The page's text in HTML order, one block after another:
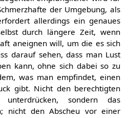
der Umgebung, als
allerdings ein genaues
durch längere Zeit, wenn
aneignen will, um die es sich
darauf sehen, dass man Lust
kann, ohne sich dabei so zu
was man empfindet, einen
gibt. Nicht den berechtigten
sondern das
nicht den Abscheu vor einer